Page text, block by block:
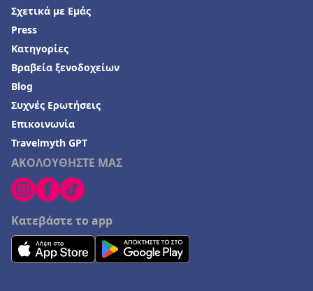
ΑΚΟΛΟΥΘΗΣΤΕ ΜΑΣ
Κατεβάστε το app
Σχετικά με Εμάς
Press
Κατηγορίες
Βραβεία ξενοδοχείων
Blog
Συχνές Ερωτήσεις
Επικοινωνία
Travelmyth GPT